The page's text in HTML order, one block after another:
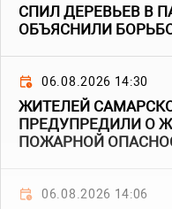
СПИЛ ДЕРЕВЬЕВ В
ОБЪЯСНИЛИ
06.08.2026 14:30
ЖИТЕЛЕЙ
ПРЕДУПРЕДИЛИ О
ПОЖАРНОЙ
06.08.2026 14:06